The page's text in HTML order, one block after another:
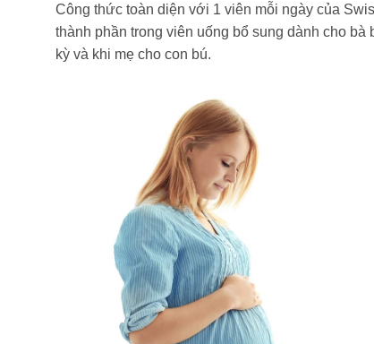
Công thức toàn diện với 1 viên mỗi ngày của
thành phần trong viên uống bổ sung dành cho
kỳ và khi mẹ cho con bú.